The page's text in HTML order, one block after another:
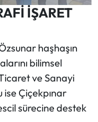
İŞARET
haşhaşın
bilimsel
ve Sanayi
ise Çiçekpınar
sürecine destek